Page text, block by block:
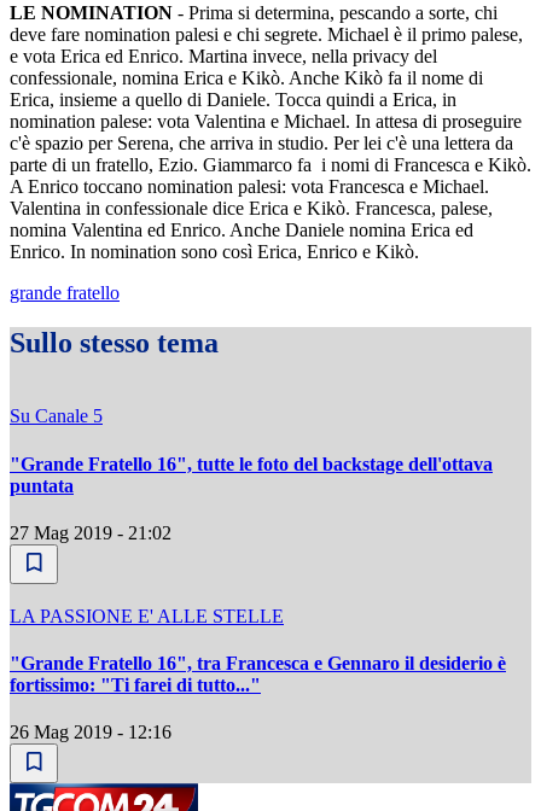
LE NOMINATION - Prima si determina, pescando a sorte, chi
deve fare nomination palesi e chi segrete. Michael è il primo palese,
e vota Erica ed Enrico. Martina invece, nella privacy del
confessionale, nomina Erica e Kikò. Anche Kikò fa il nome di
Erica, insieme a quello di Daniele. Tocca quindi a Erica, in
nomination palese: vota Valentina e Michael. In attesa di proseguire
c'è spazio per Serena, che arriva in studio. Per lei c'è una lettera da
parte di un fratello, Ezio. Giammarco fa i nomi di Francesca e Kikò.
A Enrico toccano nomination palesi: vota Francesca e Michael.
Valentina in confessionale dice Erica e Kikò. Francesca, palese,
nomina Valentina ed Enrico. Anche Daniele nomina Erica ed
Enrico. In nomination sono così Erica, Enrico e Kikò.
grande fratello
Sullo stesso tema
Su Canale 5
"Grande Fratello 16", tutte le foto del backstage dell'ottava
puntata
27 Mag 2019 - 21:02
LA PASSIONE E' ALLE STELLE
"Grande Fratello 16", tra Francesca e Gennaro il desiderio è
fortissimo: "Ti farei di tutto..."
26 Mag 2019 - 12:16